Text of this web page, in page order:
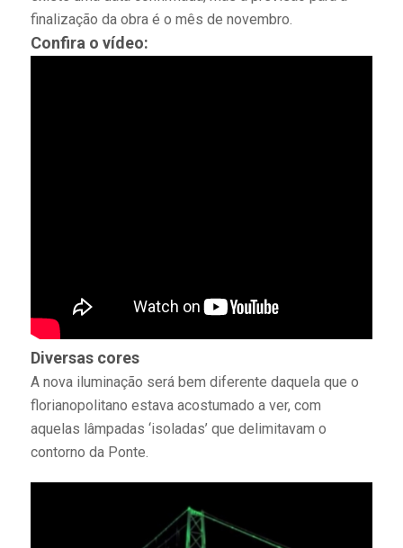
finalização da obra é o mês de novembro.
Confira o vídeo:
Diversas cores
A nova iluminação será bem diferente daquela que o
florianopolitano estava acostumado a ver, com
aquelas lâmpadas ‘isoladas’ que delimitavam o
contorno da Ponte.